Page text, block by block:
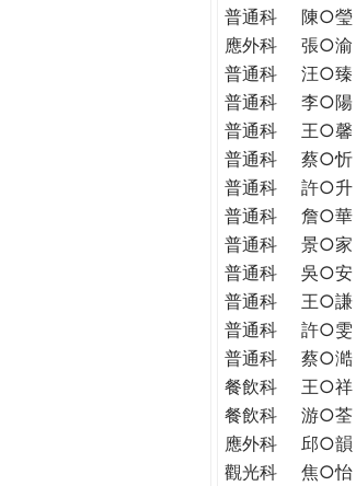
普通科
陳○瑩
應外科
張○渝
普通科
汪○臻
普通科
李○陽
普通科
王○馨
普通科
蔡○忻
普通科
許○升
普通科
詹○華
普通科
景○家
普通科
吳○安
普通科
王○謙
普通科
許○雯
普通科
蔡○澔
餐飲科
王○祥
餐飲科
游○荃
應外科
邱○韻
觀光科
焦○怡